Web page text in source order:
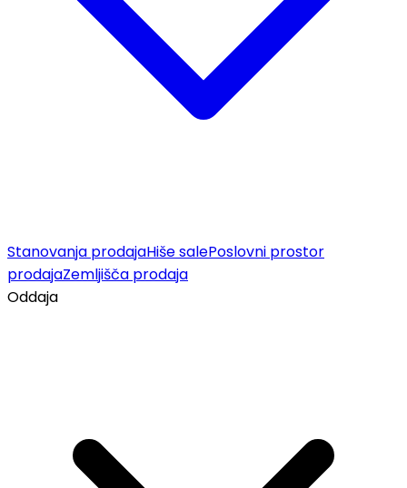
Stanovanja prodajaHiše salePoslovni prostor
prodajaZemljišča prodaja
Oddaja